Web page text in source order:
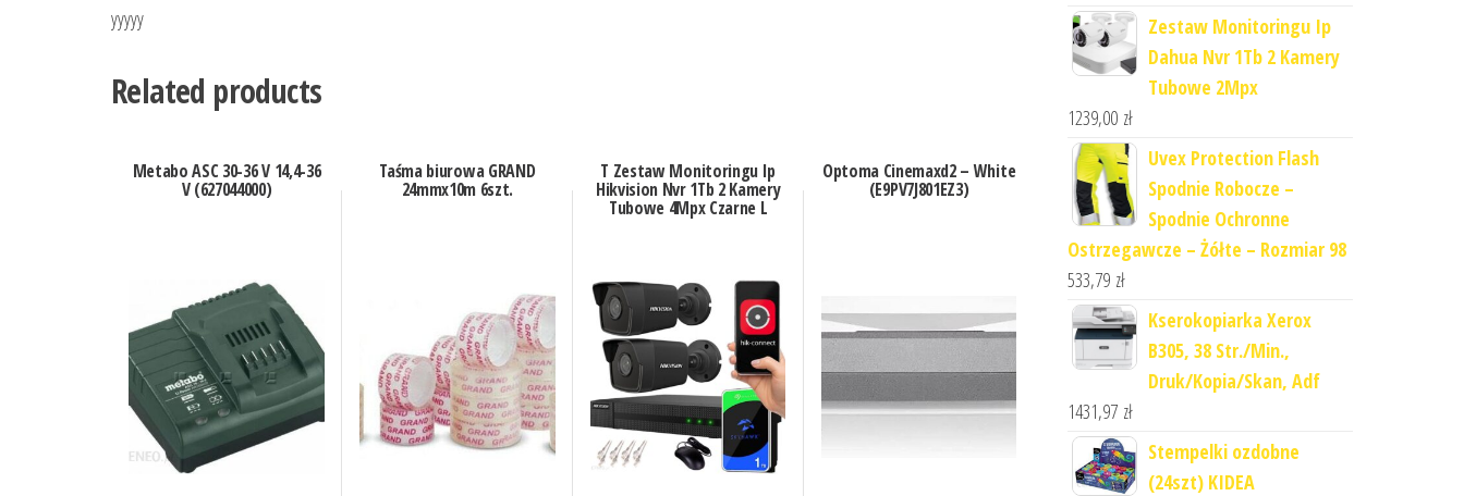
yyyyy
Related products
Metabo ASC 30-36 V 14,4-36
V (627044000)
Taśma biurowa GRAND
24mmx10m 6szt.
T Zestaw Monitoringu Ip
Hikvision Nvr 1Tb 2 Kamery
Tubowe 4Mpx Czarne L
Optoma Cinemaxd2 – White
(E9PV7J801EZ3)
Zestaw Monitoringu Ip
Dahua Nvr 1Tb 2 Kamery
Tubowe 2Mpx
1239,00 zł
Uvex Protection Flash
Spodnie Robocze –
Spodnie Ochronne
Ostrzegawcze – Żółte – Rozmiar 98
533,79 zł
Kserokopiarka Xerox
B305, 38 Str./Min.,
Druk/Kopia/Skan, Adf
1431,97 zł
Stempelki ozdobne
(24szt) KIDEA